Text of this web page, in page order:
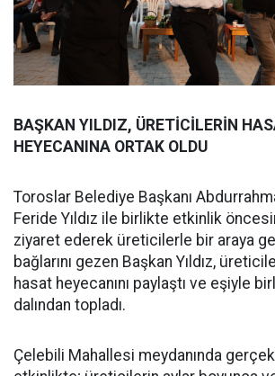
BAŞKAN YILDIZ, ÜRETİCİLERİN
HEYECANINA ORTAK OLDU
Toroslar Belediye Başkanı
Feride Yıldız ile birlikte etkinlik
ziyaret ederek üreticilerle bir araya
bağlarını gezen Başkan Yıldız,
hasat heyecanını paylaştı ve eşiyle
dalından topladı.
Çelebili Mahallesi meydanında